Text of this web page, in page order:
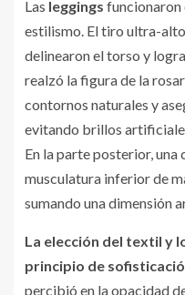
Las leggings funcionaron
estilismo. El tiro ultra-
delinearon el torso y
realzó la figura de la
contornos naturales y
evitando brillos
En la parte posterior, una
musculatura inferior de
sumando una dimensión
La elección del textil y
principio de
percibió en la opacidad